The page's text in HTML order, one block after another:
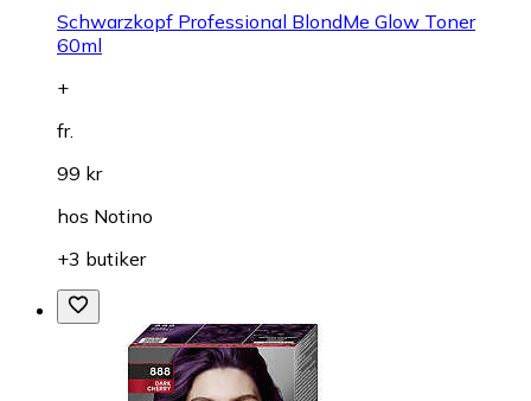
Schwarzkopf Professional BlondMe Glow Toner
60ml
+
fr.
99 kr
hos Notino
+3 butiker